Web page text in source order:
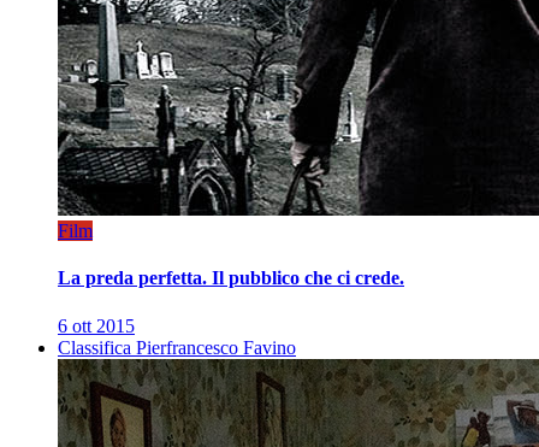
Film
La preda perfetta. Il pubblico che ci crede.
6 ott 2015
Classifica Pierfrancesco Favino